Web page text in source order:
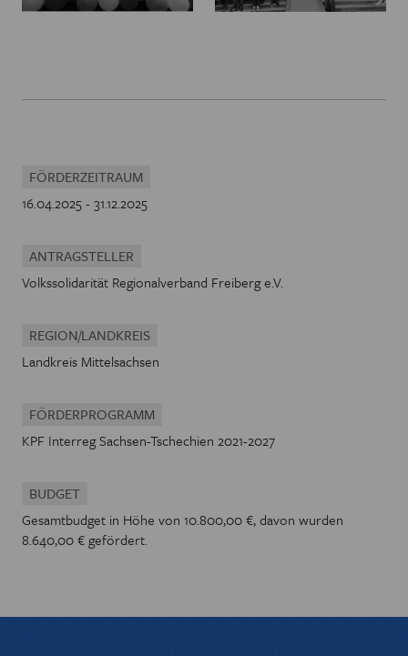
FÖRDERZEITRAUM
16.04.2025 - 31.12.2025
ANTRAGSTELLER
Volkssolidarität Regionalverband Freiberg e.V.
REGION/LANDKREIS
Landkreis Mittelsachsen
FÖRDERPROGRAMM
KPF Interreg Sachsen-Tschechien 2021-2027
BUDGET
Gesamtbudget in Höhe von 10.800,00 €, davon wurden
8.640,00 € gefördert.